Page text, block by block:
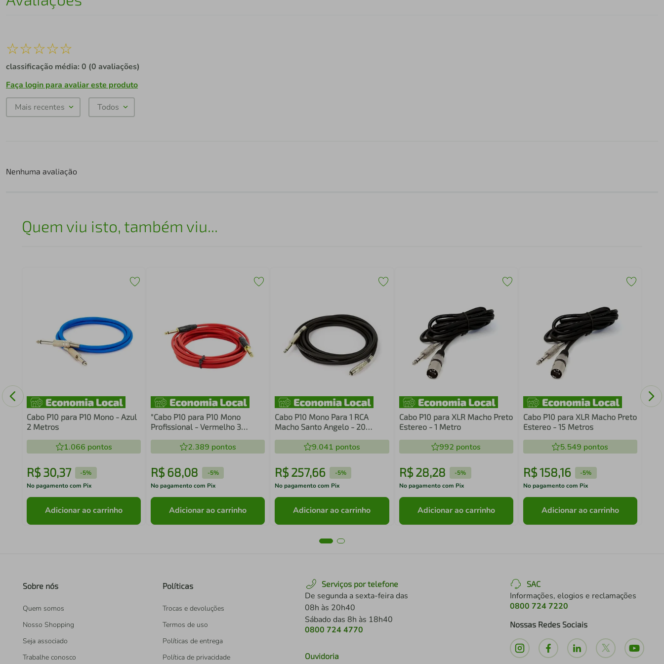
☆☆☆☆☆
classificação média: 0 (0 avaliações)
Faça login para avaliar este produto
Mais recentes Todos
Nenhuma avaliação
Quem viu isto, também viu...
Cabo P10 para P10 Mono - Azul
2 Metros
1.066 pontos
R$ 30,37 -5%
No pagamento com Pix
Adicionar ao carrinho
"Cabo P10 para P10 Mono
Profissional - Vermelho 3
2.389 pontos
R$ 68,08 -5%
No pagamento com Pix
Adicionar ao carrinho
Cabo P10 Mono Para 1 RCA
Macho Santo Angelo - 20
9.041 pontos
R$257,66 -5%
No pagamento com Pix
Adicionar ao carrinho
Cabo P10 para XLR Macho Preto
Estereo - 1 Metro
992 pontos
R$ 28,28 -5%
No pagamento com Pix
Adicionar ao carrinho
Cabo P10 para XLR Macho Preto
Estereo - 15 Metros
5.549 pontos
R$158,16 -5%
No pagamento com Pix
Adicionar ao carrinho
Sobre nós
Quem somos
Nosso Shopping
Seja associado
Trabalhe conosco
Políticas
Trocas e devoluções
Termos de uso
Políticas de entrega
Política de privacidade
Serviços por telefone
De segunda a sexta-feira das
08h às 20h40
Sábado das 8h às 18h40
0800 724 4770
Ouvidoria
SAC
Informações, elogios e reclamações
0800 724 7220
Nossas Redes Sociais